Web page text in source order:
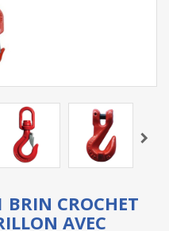
BRIN CROCHET
AVEC